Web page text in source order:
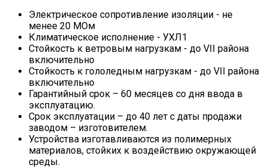
Электрическое сопротивление изоляции - не
менее 20 МОм
Климатическое исполнение - УХЛ1
Стойкость к ветровым нагрузкам - до VII района
включительно
Стойкость к гололедным нагрузкам - до VII района
включительно
Гарантийный срок – 60 месяцев со дня ввода в
эксплуатацию.
Срок эксплуатации – до 40 лет с даты продажи
заводом – изготовителем.
Устройства изготавливаются из полимерных
материалов, стойких к воздействию окружающей
среды.